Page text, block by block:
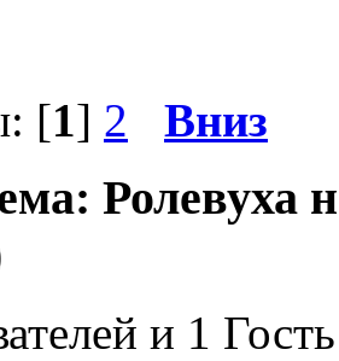
[1] 2 Вниз
Ролевуха
и 1